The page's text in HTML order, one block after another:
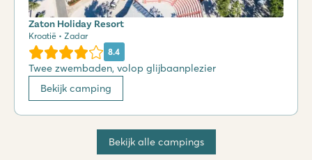
Zaton Holiday Resort
Kroatië • Zadar
8.4
Twee zwembaden, volop glijbaanplezier
Bekijk camping
Bekijk alle campings